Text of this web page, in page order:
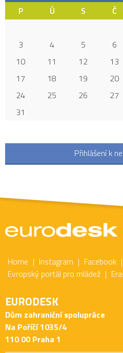
P Ú S Č
3
4 5 6
10
11 12 13
17
18 19 20
24
25 26 27
31
Přihlášení k
Home Instagram Facebook
Evropský portál pro mládež
EURODESK
Dům zahraniční spolupráce
Na Poříčí 1035/4
110 00 Praha 1